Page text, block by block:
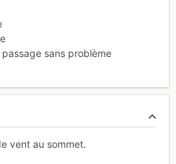
sans problème
vent au sommet.